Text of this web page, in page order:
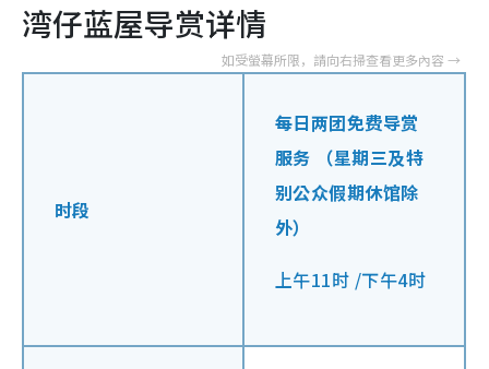
湾仔蓝屋导赏详情
时段
每日两团免费导赏
服务 （星期三及特
别公众假期休馆除
外）
上午11时 /下午4时